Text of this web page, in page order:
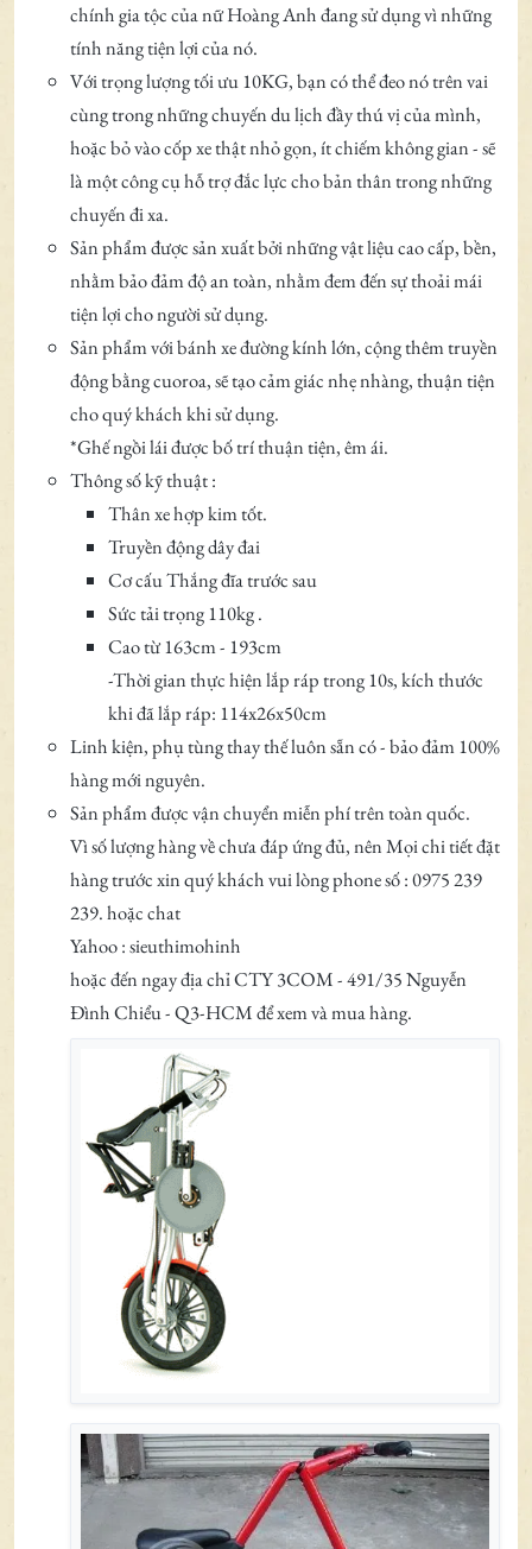
chính gia tộc của nữ Hoàng Anh đang sử dụng vì những
tính năng tiện lợi của nó.
Với trọng lượng tối ưu 10KG, bạn có thể đeo nó trên vai
cùng trong những chuyến du lịch đầy thú vị của mình,
hoặc bỏ vào cốp xe thật nhỏ gọn, ít chiếm không gian - sẽ
là một công cụ hỗ trợ đắc lực cho bản thân trong những
chuyến đi xa.
Sản phẩm được sản xuất bởi những vật liệu cao cấp, bền,
nhằm bảo đảm độ an toàn, nhằm đem đến sự thoải mái
tiện lợi cho người sử dụng.
Sản phẩm với bánh xe đường kính lớn, cộng thêm truyền
động bằng cuoroa, sẽ tạo cảm giác nhẹ nhàng, thuận tiện
cho quý khách khi sử dụng.
*Ghế ngồi lái được bố trí thuận tiện, êm ái.
Thông số kỹ thuật :
Thân xe hợp kim tốt.
Truyền động dây đai
Cơ cấu Thắng đĩa trước sau
Sức tải trọng 110kg .
Cao từ 163cm - 193cm
-Thời gian thực hiện lắp ráp trong 10s, kích thước
khi đã lắp ráp: 114x26x50cm
Linh kiện, phụ tùng thay thế luôn sẵn có - bảo đảm 100%
hàng mới nguyên.
Sản phẩm được vận chuyển miễn phí trên toàn quốc.
Vì số lượng hàng về chưa đáp ứng đủ, nên Mọi chi tiết đặt
hàng trước xin quý khách vui lòng phone số : 0975 239
239. hoặc chat
Yahoo : sieuthimohinh
hoặc đến ngay địa chỉ CTY 3COM - 491/35 Nguyễn
Đình Chiểu - Q3-HCM để xem và mua hàng.